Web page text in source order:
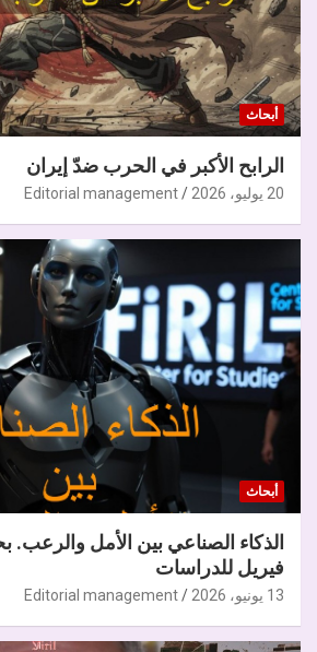
أبحاث
الرابح الأكبر في الحرب ضدّ إيران
20 يوليو، 2026 Editorial management
أبحاث
الذكاء الصناعي بين الأمل
فيريل للدراسات
13 يونيو، 2026 Editorial management